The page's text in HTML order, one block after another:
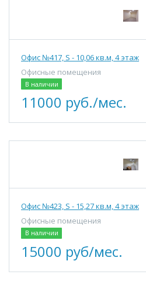
Офис №417, S - 10,06 кв.м, 4 этаж
Офисные помещения
В наличии
11000 руб./мес.
Офис №423, S - 15,27 кв.м, 4 этаж
Офисные помещения
В наличии
15000 руб/мес.